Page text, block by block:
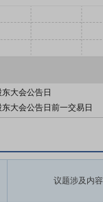
大会公告日
大会公告日前一交易日
议题涉及内容